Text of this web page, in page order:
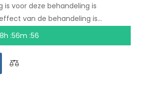
voor deze behandeling is
van de behandeling is
u niet meer afhankelijk van een
met een niet-goed-geld-
:56m :55